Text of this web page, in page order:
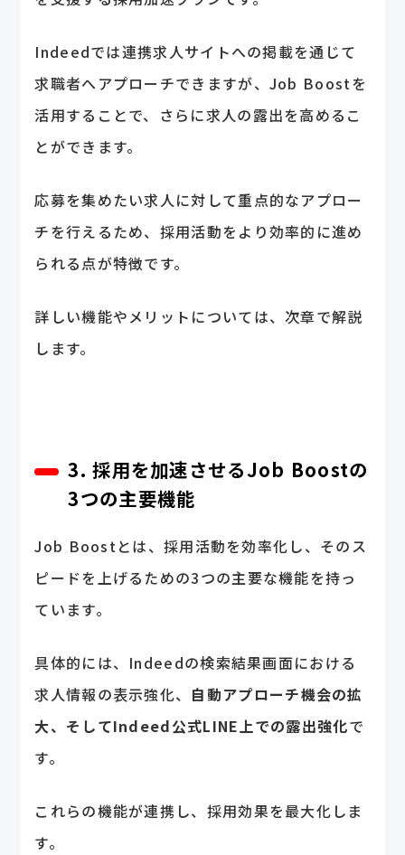
Indeedでは連携求人サイトへの掲載を通じて
求職者へアプローチできますが、Job Boostを
活用することで、さらに求人の露出を高めるこ
とができます。
応募を集めたい求人に対して重点的なアプロー
チを行えるため、採用活動をより効率的に進め
られる点が特徴です。
詳しい機能やメリットについては、次章で解説
します。
3. 採用を加速させるJob Boostの
3つの主要機能
Job Boostとは、採用活動を効率化し、そのス
ピードを上げるための3つの主要な機能を持っ
ています。
具体的には、Indeedの検索結果画面における
求人情報の表示強化、 自動アプローチ機会の拡
大、そしてIndeed公式LINE上での露出強化で
す。
これらの機能が連携し、採用効果を最大化しま
す。